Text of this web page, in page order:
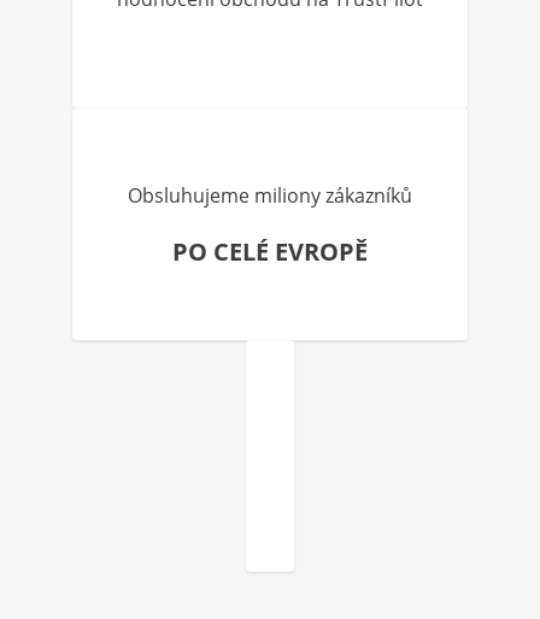
Obsluhujeme miliony zákazníků
PO CELÉ EVROPĚ